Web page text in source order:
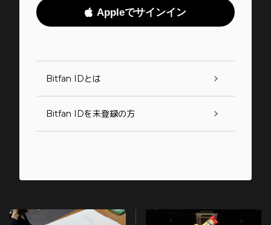
Appleでサインイン
Bitfan IDとは
Bitfan IDを未登録の方